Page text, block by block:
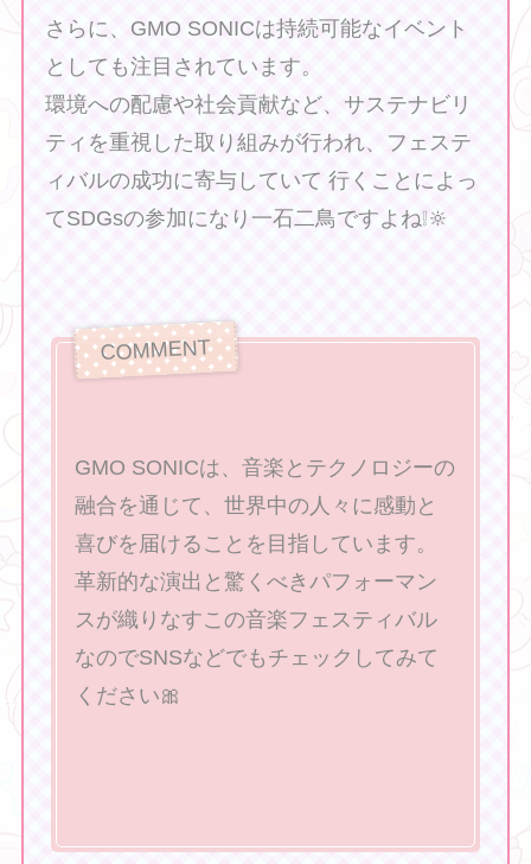
さらに、GMO SONICは持続可能なイベント
としても注目されています。
環境への配慮や社会貢献など、サステナビリ
ティを重視した取り組みが行われ、フェステ
ィバルの成功に寄与していて 行くことによっ
てSDGsの参加になり一石二鳥ですよね❕🔆‬
GMO SONICは、音楽とテクノロジーの
融合を通じて、世界中の人々に感動と
喜びを届けることを目指しています。
革新的な演出と驚くべきパフォーマン
スが織りなすこの音楽フェスティバル
なのでSNSなどでもチェックしてみて
ください🎀